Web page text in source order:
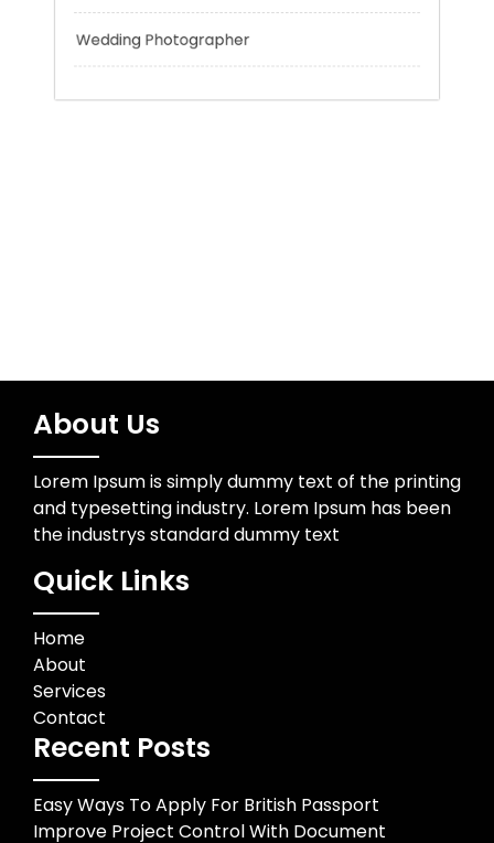
About Us
Lorem Ipsum is simply dummy text of the printing
and typesetting industry. Lorem Ipsum has been
the industrys standard dummy text
Quick Links
Home
About
Services
Contact
Recent Posts
Easy Ways To Apply For British Passport
Improve Project Control With Document